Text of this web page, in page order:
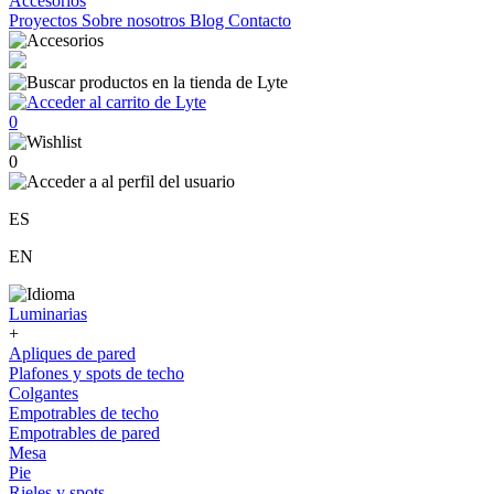
Proyectos Sobre nosotros Blog Contacto
0
0
ES
EN
Luminarias
+
Apliques de pared
Plafones y spots de techo
Colgantes
Empotrables de techo
Empotrables de pared
Mesa
Pie